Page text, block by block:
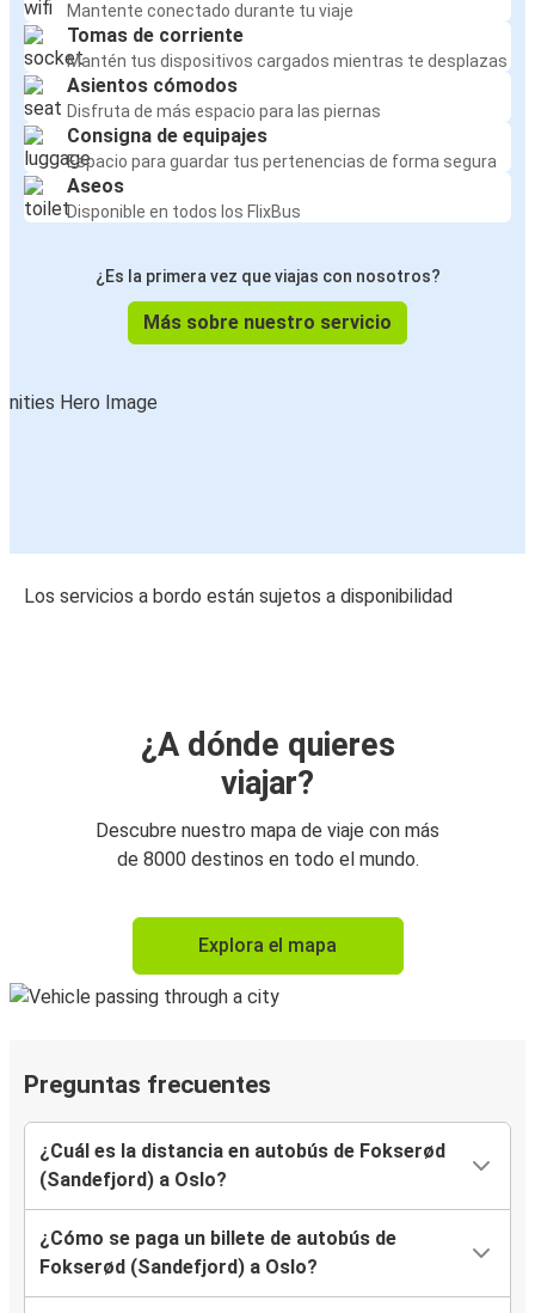
Mantente conectado durante tu viaje
Tomas de corriente
Mantén tus dispositivos cargados mientras te desplazas
Asientos cómodos
Disfruta de más espacio para las piernas
Consigna de equipajes
Espacio para guardar tus pertenencias de forma segura
Aseos
Disponible en todos los FlixBus
¿Es la primera vez que viajas con nosotros?
Más sobre nuestro servicio
Los servicios a bordo están sujetos a disponibilidad
¿A dónde quieres
viajar?
Descubre nuestro mapa de viaje con más
de 8000 destinos en todo el mundo.
Explora el mapa
Preguntas frecuentes
¿Cuál es la distancia en autobús de Fokserød
(Sandefjord) a Oslo?
¿Cómo se paga un billete de autobús de
Fokserød (Sandefjord) a Oslo?